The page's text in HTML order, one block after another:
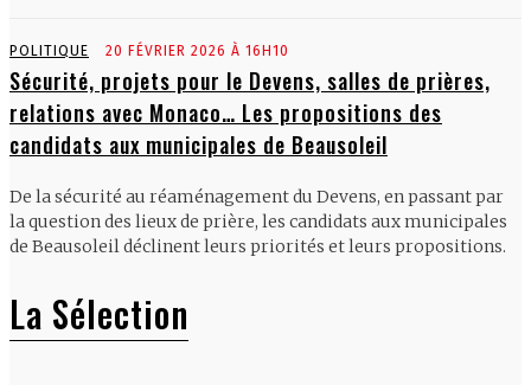
POLITIQUE 20 FÉVRIER 2026 À 16H10
Sécurité, projets pour le Devens, salles de prières,
relations avec Monaco… Les propositions des
candidats aux municipales de Beausoleil
De la sécurité au réaménagement du Devens, en passant par
la question des lieux de prière, les candidats aux municipales
de Beausoleil déclinent leurs priorités et leurs propositions.
La Sélection